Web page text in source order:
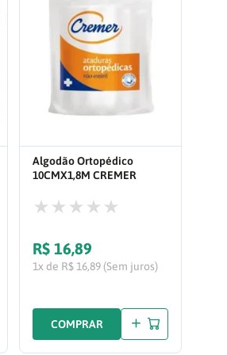
Algodão Ortopédico
10CMX1,8M CREMER
R$ 16,89
1x de R$ 16,89 (Sem juros)
COMPRAR